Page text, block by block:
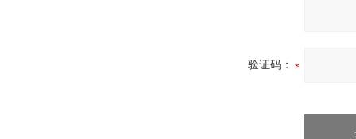
验证码：